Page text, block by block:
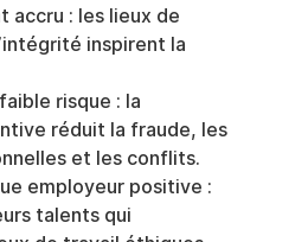
accru : les lieux de
inspirent la
risque : la
réduit la fraude, les
et les conflits.
employeur positive :
talents qui